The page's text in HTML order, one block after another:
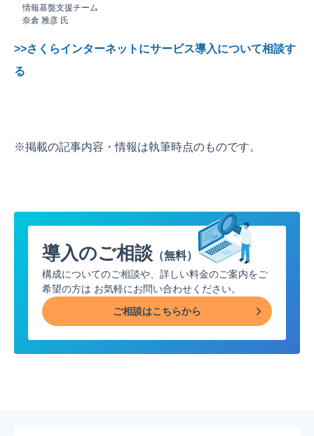
情報基盤支援チーム
奈倉 雅彦 氏
>>さくらインターネットにサービス導入について相談す
る
※掲載の記事内容・情報は執筆時点のものです。
導入のご相談 （無料）
構成についてのご相談や、詳しい料金のご案内をご
希望の方は お気軽にお問い合わせください。
ご相談はこちらから